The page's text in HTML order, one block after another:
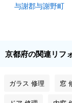
与謝郡与謝野町
京都府の関連リフ
ガラス 修理 窓